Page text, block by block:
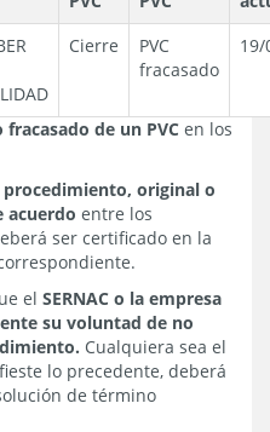
Cierre
PVC
fracasado
19/
de un PVC en los
original o
acuerdo entre los
ser certificado en la
el SERNAC o la empresa
su voluntad de no
Cualquiera sea el
lo precedente, deberá
de término